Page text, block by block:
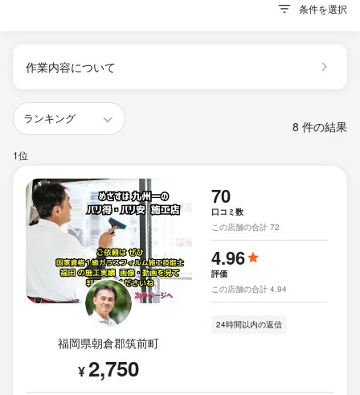
条件を選択
作業内容について
8 件の結果
1位
福岡県朝倉郡筑前町
¥2,750
70
口コミ数
この店舗の合計 72
4.96
評価
この店舗の合計 4.94
24時間以内の返信